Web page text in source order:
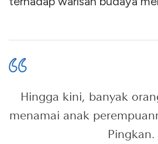
Hingga kini, banyak
menamai anak
Pingkan.